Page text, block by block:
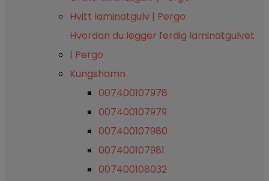
Hvitt laminatgulv | Pergo
Hvordan du legger ferdig laminatgulvet
| Pergo
Kungshamn
007400107978
007400107979
007400107980
007400107981
007400108032